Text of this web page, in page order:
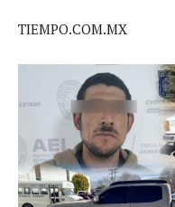
TIEMPO.COM.MX